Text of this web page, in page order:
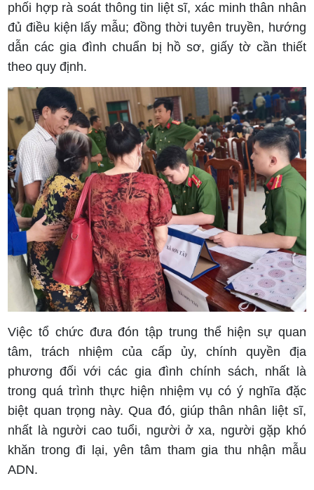
phối hợp rà soát thông tin liệt sĩ, xác minh thân nhân
đủ điều kiện lấy mẫu; đồng thời tuyên truyền, hướng
dẫn các gia đình chuẩn bị hồ sơ, giấy tờ cần thiết
theo quy định.
Việc tổ chức đưa đón tập trung thể hiện sự quan
tâm, trách nhiệm của cấp ủy, chính quyền địa
phương đối với các gia đình chính sách, nhất là
trong quá trình thực hiện nhiệm vụ có ý nghĩa đặc
biệt quan trọng này. Qua đó, giúp thân nhân liệt sĩ,
nhất là người cao tuổi, người ở xa, người gặp khó
khăn trong đi lại, yên tâm tham gia thu nhận mẫu
ADN.